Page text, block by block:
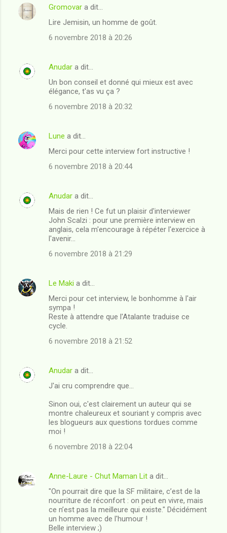
C
e
r
Gromovar a dit…
Lire Jemisin, un homme de goût.
6 novembre 2018 à 20:26
Anudar a dit…
Un bon conseil et donné qui mieux est avec
élégance, t'as vu ça ?
6 novembre 2018 à 20:32
Lune a dit…
Merci pour cette interview fort instructive !
6 novembre 2018 à 20:44
Anudar a dit…
Mais de rien ! Ce fut un plaisir d'interviewer
John Scalzi : pour une première interview en
anglais, cela m'encourage à répéter l'exercice à
l'avenir...
6 novembre 2018 à 21:29
Le Maki a dit…
Merci pour cet interview, le bonhomme à l'air
sympa !
Reste à attendre que l'Atalante traduise ce
cycle.
6 novembre 2018 à 21:52
Anudar a dit…
J'ai cru comprendre que...
Sinon oui, c'est clairement un auteur qui se
montre chaleureux et souriant y compris avec
les blogueurs aux questions tordues comme
moi !
6 novembre 2018 à 22:04
Anne-Laure - Chut Maman Lit a dit…
"On pourrait dire que la SF militaire, c’est de la
nourriture de réconfort : on peut en vivre, mais
ce n’est pas la meilleure qui existe." Décidément
un homme avec de l'humour !
Belle interview ;)